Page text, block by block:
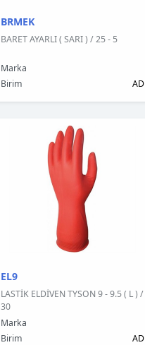
BRMEK
BARET AYARLI ( SARI ) / 25 - 5
Marka
Birim
AD
EL9
LASTİK ELDİVEN TYSON 9 - 9.5 ( L ) /
30
Marka
Birim
AD